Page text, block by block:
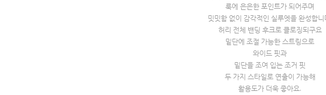
룩에 은은한 포인트가 되어주며
밋밋함 없이 감각적인 실루엣을 완성합니
허리 전체 밴딩 후크로 클로징되구요
밑단에 조절 가능한 스트링으로
와이드 핏과
밑단을 조여 입는 조거 핏
두 가지 스타일로 연출이 가능해
활용도가 더욱 좋아요.